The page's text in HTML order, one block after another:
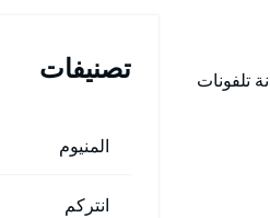
تلفونات
تصنيفات
المنيوم
انتركم